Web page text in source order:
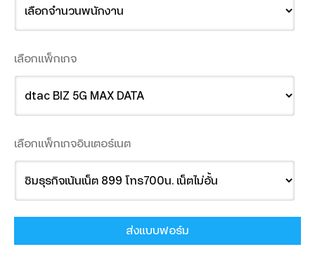
Business Fixed IP
Network Solution
TRUE SD-WAN
Domain Name & Web Hosting
เลือกแพ็กเกจ
เลือกแพ็กเกจอินเตอร์เนต